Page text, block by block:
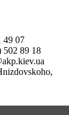
49 07
502 89 18